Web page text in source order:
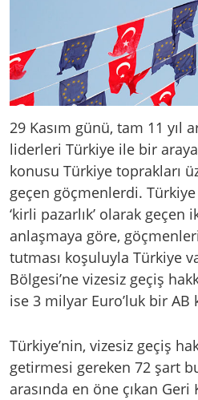
29 Kasım günü, tam 11 yıl
liderleri Türkiye ile bir
konusu Türkiye toprakları
geçen göçmenlerdi.
‘kirli pazarlık’ olarak geçen
anlaşmaya göre,
tutması koşuluyla Türkiye
Bölgesi’ne vizesiz geçiş
ise 3 milyar Euro’luk bir AB
Türkiye’nin, vizesiz geçiş
getirmesi gereken 72 şart
arasında en öne çıkan Geri